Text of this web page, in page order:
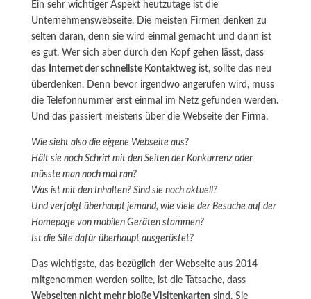
Ein sehr wichtiger Aspekt heutzutage ist die
Unternehmenswebseite. Die meisten Firmen denken zu
selten daran, denn sie wird einmal gemacht und dann ist
es gut. Wer sich aber durch den Kopf gehen lässt, dass
das Internet der schnellste Kontaktwegist, sollte das neu
überdenken. Denn bevor irgendwo angerufen wird, muss
die Telefonnummer erst einmal im Netz gefunden werden.
Und das passiert meistens über die Webseite der Firma.
Wie sieht also die eigene Webseite aus?
Hält sie noch Schritt mit den Seiten der Konkurrenz oder
müsste man noch mal ran?
Was ist mit den Inhalten? Sind sie noch aktuell?
Und verfolgt überhaupt jemand, wie viele der Besuche auf der
Homepage von mobilen Geräten stammen?
Ist die Site dafür überhaupt ausgerüstet?
Das wichtigste, das bezüglich der Webseite aus 2014
mitgenommen werden sollte, ist die Tatsache, dass
Webseiten nicht mehr bloße Visitenkarten sind. Sie